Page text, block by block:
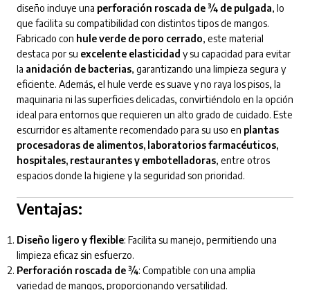
diseño incluye una perforación roscada de ¾ de pulgada, lo
que facilita su compatibilidad con distintos tipos de mangos.
Fabricado con hule verde de poro cerrado, este material
destaca por su excelente elasticidad y su capacidad para evitar
la anidación de bacterias, garantizando una limpieza segura y
eficiente. Además, el hule verde es suave y no raya los pisos, la
maquinaria ni las superficies delicadas, convirtiéndolo en la opción
ideal para entornos que requieren un alto grado de cuidado. Este
escurridor es altamente recomendado para su uso en plantas
procesadoras de alimentos, laboratorios farmacéuticos,
hospitales, restaurantes y embotelladoras, entre otros
espacios donde la higiene y la seguridad son prioridad.
Ventajas:
Diseño ligero y flexible: Facilita su manejo, permitiendo una
limpieza eficaz sin esfuerzo.
Perforación roscada de ¾: Compatible con una amplia
variedad de mangos, proporcionando versatilidad.